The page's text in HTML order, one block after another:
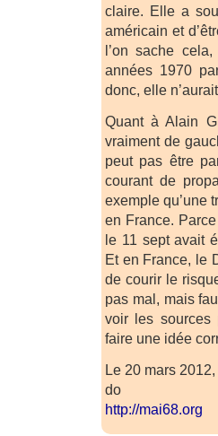
claire. Elle a
américain et
l’on sache
années 1970
donc, elle
Quant à Alain
vraiment de
peut pas être
courant de
exemple qu’une
en France.
le 11 sept avait
Et en France, le
de courir le
pas mal, mais
voir les sources
faire une idée
Le 20 mars 2012,
do
http://mai68.org